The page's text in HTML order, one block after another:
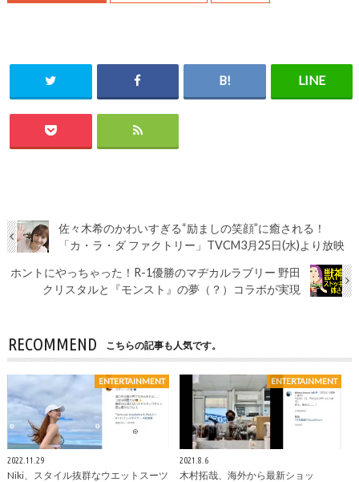
佐々木希のかわいすぎる“励ましの笑顔”に癒される！
「カ・ラ・ダ ファクトリー」TVCM3月25日(水)より放映
ホントにやっちゃった！R-1優勝のマヂカルラブリー 野田
クリスタルと『モンスト』の夢（？）コラボが実現
RECOMMEND こちらの記事も人気です。
ENTERTAINMENT
2022.11.29
Niki、スタイル抜群なウエットスーツ
ENTERTAINMENT
2021.8.6
木村拓哉、海外から最新ショッ